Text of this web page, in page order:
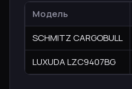
Модель
SCHMITZ CARGOBULL
LUXUDA LZC9407BG